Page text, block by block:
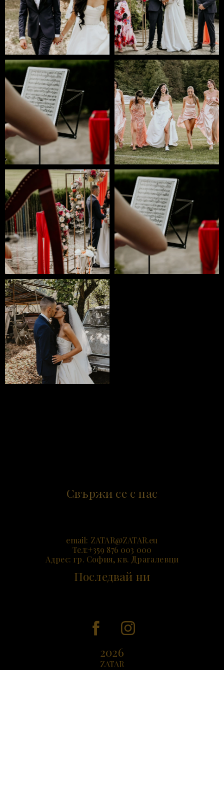
Свържи се с нас
email: ZATAR@ZATAR.eu
Тел:+359 876 003 000
Адрес: гр. София, кв. Драгалевци
Последвай ни
2026
ZATAR